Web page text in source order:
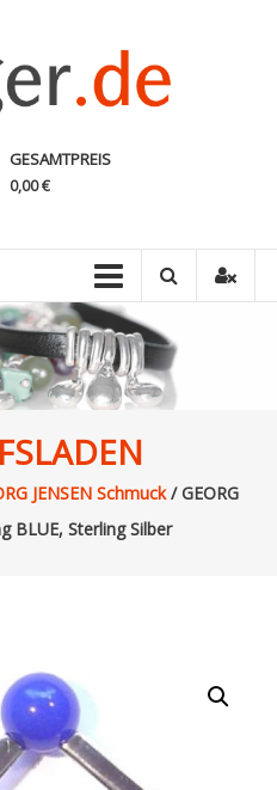
GESAMTPREIS
0,00 €
JENSEN Schmuck/ GEORG
BLUE, Sterling Silber